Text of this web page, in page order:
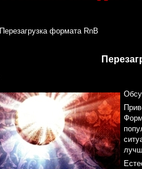
Перезагрузка формата RnB